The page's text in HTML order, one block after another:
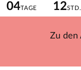
04TAGE 12STD.
Zu den